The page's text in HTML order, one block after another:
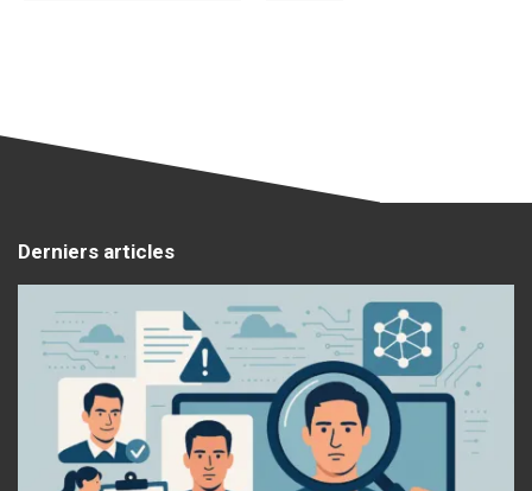
Derniers articles